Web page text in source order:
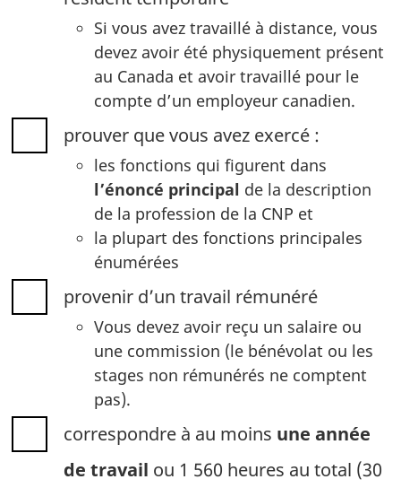
Si vous avez travaillé à distance, vous
devez avoir été physiquement présent
au Canada et avoir travaillé pour le
compte d’un employeur canadien.
prouver que vous avez exercé :
les fonctions qui figurent dans
l’énoncé principal de la description
de la profession de la CNP et
la plupart des fonctions principales
énumérées
provenir d’un travail rémunéré
Vous devez avoir reçu un salaire ou
une commission (le bénévolat ou les
stages non rémunérés ne comptent
pas).
correspondre à au moins une année
de travail ou 1 560 heures au total (30